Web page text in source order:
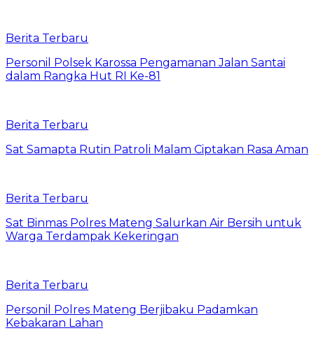
Berita Terbaru
Personil Polsek Karossa Pengamanan Jalan Santai
dalam Rangka Hut RI Ke-81
Berita Terbaru
Sat Samapta Rutin Patroli Malam Ciptakan Rasa Aman
Berita Terbaru
Sat Binmas Polres Mateng Salurkan Air Bersih untuk
Warga Terdampak Kekeringan
Berita Terbaru
Personil Polres Mateng Berjibaku Padamkan
Kebakaran Lahan